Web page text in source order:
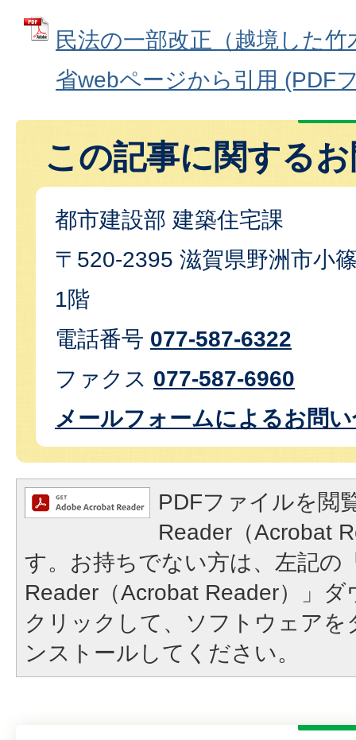
民法の一部改正（越境した
省webページから引用 (PDF
この記事に関する
都市建設部 建築住宅課
〒520-2395 滋賀県野洲市小
1階
電話番号 077-587-6322
ファクス 077-587-6960
メールフォームによるお問
PDFファイルを閲
Reader（Acrobat
す。お持ちでない方は、左記の
Reader（Acrobat Reader）」
クリックして、ソフトウェア
ンストールしてください。